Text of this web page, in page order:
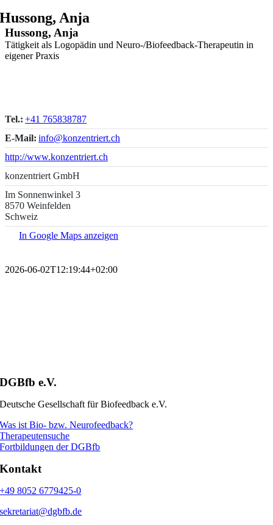
Hussong, Anja
Hussong, Anja
Tätigkeit als Logopädin und Neuro-/Biofeedback-Therapeutin in
eigener Praxis
Tel.: +41 765838787
E-Mail: info@konzentriert.ch
http://www.konzentriert.ch
konzentriert GmbH
Im Sonnenwinkel 3
8570 Weinfelden
Schweiz
In Google Maps anzeigen
2026-06-02T12:19:44+02:00
DGBfb e.V.
Deutsche Gesellschaft für Biofeedback e.V.
Was ist Bio- bzw. Neurofeedback?
Therapeutensuche
Fortbildungen der DGBfb
Kontakt
+49 8052 6779425-0
sekretariat@dgbfb.de